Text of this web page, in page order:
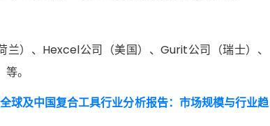
）、Hexcel公司（美国）、Gurit公司（瑞士）、
。
球及中国复合工具行业分析报告：市场规模与行业趋